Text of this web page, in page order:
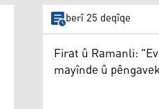
berî 25 deqîqe
Firat û Ramanli:
mayînde û